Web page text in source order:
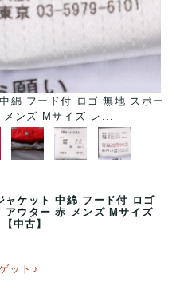
綿 フード付 ロゴ 無地 スポー
メンズ Mサイズ レ...
ャケット 中綿 フード付 ロゴ
アウター 赤 メンズ Mサイズ
中古】
ット♪